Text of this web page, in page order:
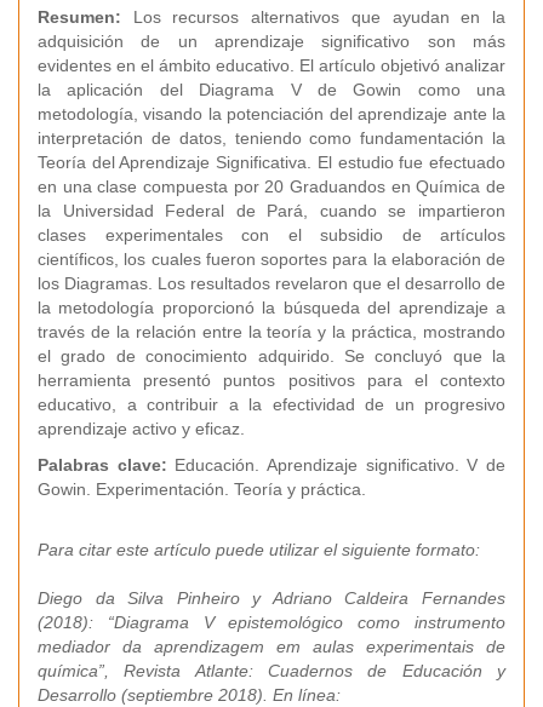
Resumen: Los recursos alternativos que ayudan en la
adquisición de un aprendizaje significativo son más
evidentes en el ámbito educativo. El artículo objetivó analizar
la aplicación del Diagrama V de Gowin como una
metodología, visando la potenciación del aprendizaje ante la
interpretación de datos, teniendo como fundamentación la
Teoría del Aprendizaje Significativa. El estudio fue efectuado
en una clase compuesta por 20 Graduandos en Química de
la Universidad Federal de Pará, cuando se impartieron
clases experimentales con el subsidio de artículos
científicos, los cuales fueron soportes para la elaboración de
los Diagramas. Los resultados revelaron que el desarrollo de
la metodología proporcionó la búsqueda del aprendizaje a
través de la relación entre la teoría y la práctica, mostrando
el grado de conocimiento adquirido. Se concluyó que la
herramienta presentó puntos positivos para el contexto
educativo, a contribuir a la efectividad de un progresivo
aprendizaje activo y eficaz.
Palabras clave: Educación. Aprendizaje significativo. V de
Gowin. Experimentación. Teoría y práctica.
Para citar este artículo puede utilizar el siguiente formato:
Diego da Silva Pinheiro y Adriano Caldeira Fernandes
(2018): “Diagrama V epistemológico como instrumento
mediador da aprendizagem em aulas experimentais de
química”, Revista Atlante: Cuadernos de Educación y
Desarrollo (septiembre 2018). En línea: